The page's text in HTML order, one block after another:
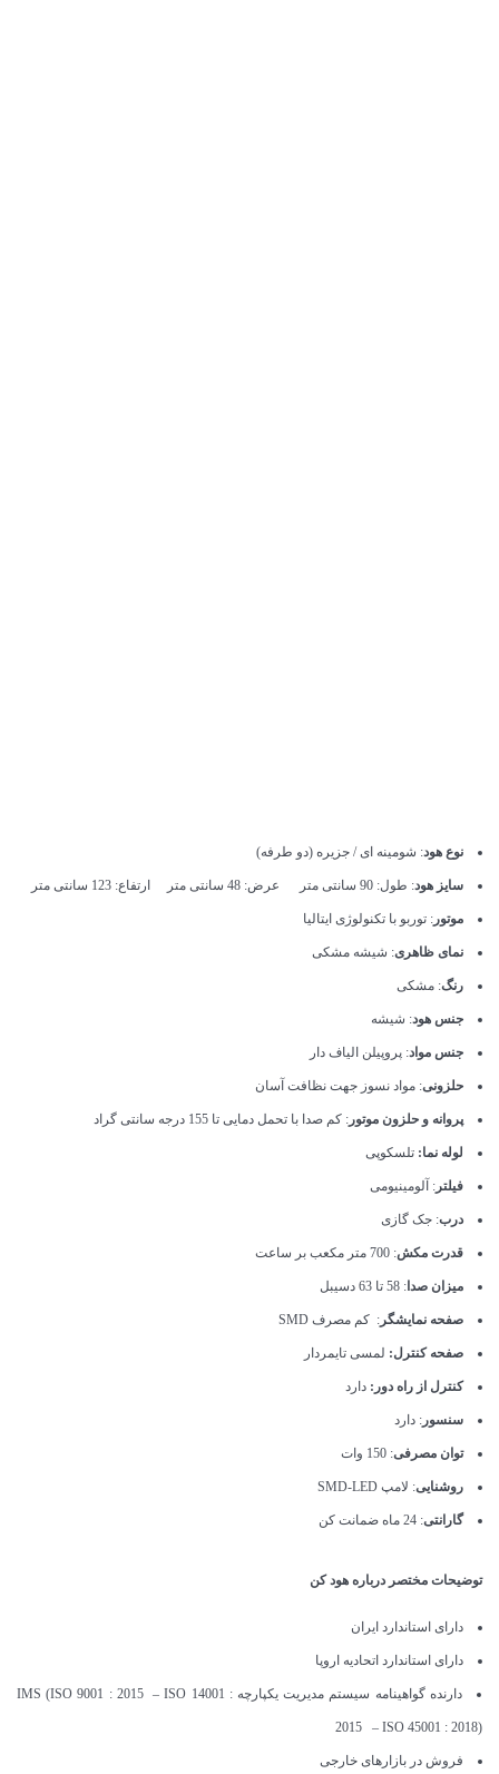
نوع هود: شومینه ای / جزیره (دو طرفه)
سایز هود: طول: 90 سانتی متر عرض: 48 سانتی متر ارتفاع: 123 سانتی متر
موتور : توربو با تکنولوژی ایتالیا
نمای ظاهری: شیشه مشکی
رنگ: مشکی
جنس هود: شیشه
جنس مواد: پروپیلن الیاف دار
حلزونی: مواد نسوز جهت نظافت آسان
پروانه و حلزون موتور : کم صدا با تحمل دمایی تا 155 درجه سانتی گراد
لوله نما: تلسکوپی
فیلتر : آلومینیومی
درب: جک گازی
قدرت مکش: 700 متر مکعب بر ساعت
میزان صدا: 58 تا 63 دسیبل
صفحه نمایشگر : کم مصرف SMD
صفحه کنترل: لمسی تایمردار
کنترل از راه دور: دارد
سنسور : دارد
توان مصرفی: 150 وات
روشنایی: لامپ SMD-LED
گارانتی: 24 ماه ضمانت کن
توضیحات مختصر درباره هود کن
دارای استاندارد ایران
دارای استاندارد اتحادیه اروپا
دارنده گواهینامه سیستم مدیریت یکپارچه IMS (ISO 9001 : 2015 – ISO 14001 :
2015 – ISO 45001 : 2018)
فروش در بازارهای خارجی